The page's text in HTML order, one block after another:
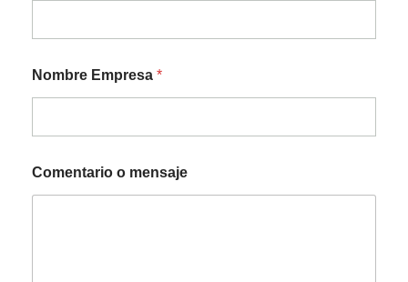
e
o
r
Nombre Empresa *
Comentario o mensaje